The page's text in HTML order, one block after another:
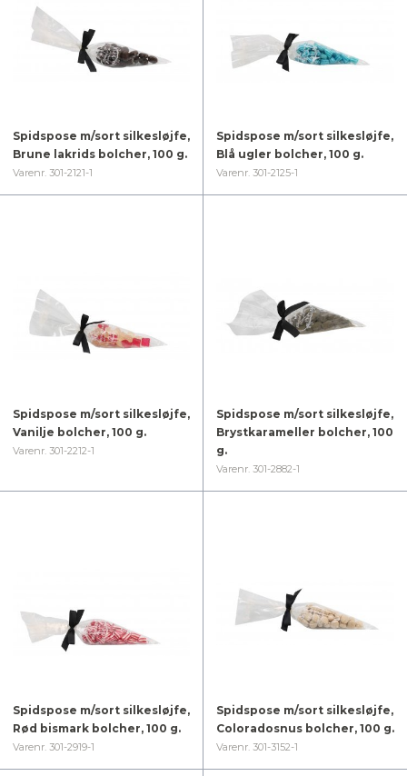
Varenr. 301-2121-1
Spidspose m/sort silkesløjfe,
Brune lakrids bolcher, 100 g.
Varenr. 301-2125-1
Spidspose m/sort silkesløjfe,
Blå ugler bolcher, 100 g.
Varenr. 301-2212-1
Spidspose m/sort silkesløjfe,
Vanilje bolcher, 100 g.
Varenr. 301-2882-1
Spidspose m/sort silkesløjfe,
Brystkarameller bolcher, 100
g.
Varenr. 301-2919-1
Spidspose m/sort silkesløjfe,
Rød bismark bolcher, 100 g.
Varenr. 301-3152-1
Spidspose m/sort silkesløjfe,
Coloradosnus bolcher, 100 g.